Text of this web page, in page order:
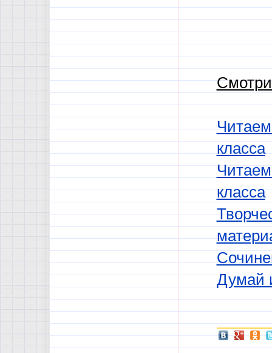
класса
класса
Думай